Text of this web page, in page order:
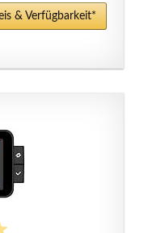
& Verfügbarkeit*